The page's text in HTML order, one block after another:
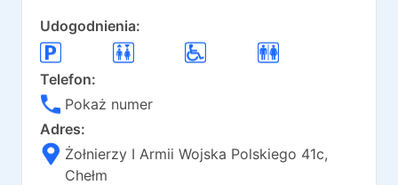
Udogodnienia:
Telefon:
Pokaż numer
Adres:
Żołnierzy I Armii Wojska Polskiego 41c,
Chełm